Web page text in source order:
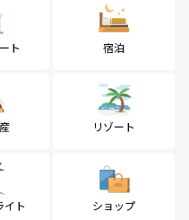
ト 宿泊
リゾート
イト ショップ